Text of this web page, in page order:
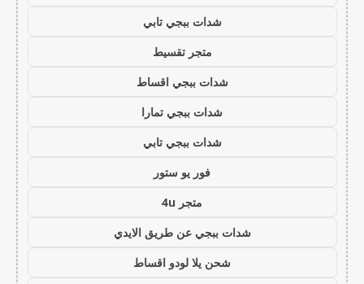
شدات ببجي تابي
متجر تقسيط
شدات ببجي اقساط
شدات ببجي تمارا
شدات ببجي تابي
فور يو ستور
متجر 4u
شدات ببجي عن طريق الايدي
شحن يلا لودو اقساط